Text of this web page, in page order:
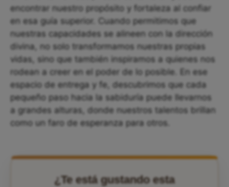
encontrar nuestro propósito y fortaleza al confiar
en esa guía superior. Cuando permitimos que
nuestras capacidades se alineen con la dirección
divina, no solo transformamos nuestras propias
vidas, sino que también inspiramos a quienes nos
rodean a creer en el poder de lo posible. En ese
espacio de entrega y fe, descubrimos que cada
pequeño paso hacia la sabiduría puede llevarnos
a grandes alturas, donde nuestros talentos brillan
como un faro de esperanza para otros.
¿Te está gustando esta